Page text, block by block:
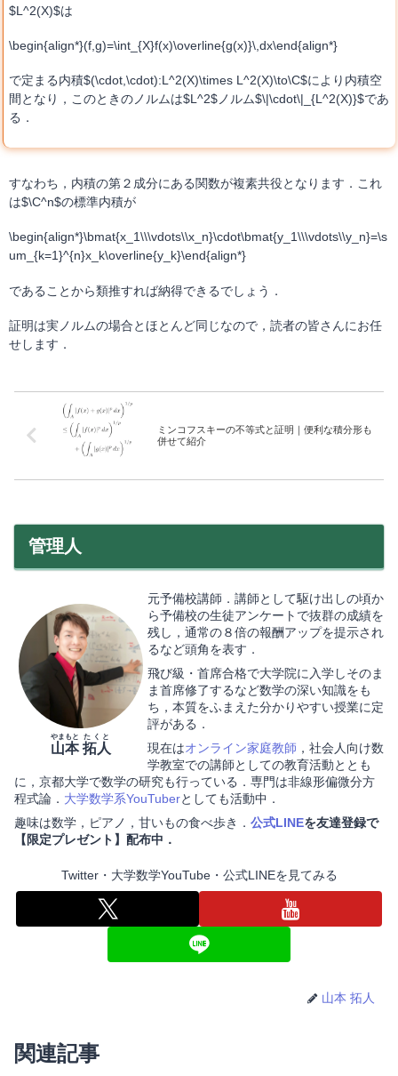
$L^2(X)$は
\begin{align*}(f,g)=\int_{X}f(x)\overline{g(x)}\,dx\end{align*}
で定まる内積$(\cdot,\cdot):L^2(X)\times L^2(X)\to\C$により内積空
間となり，このときのノルムは$L^2$ノルム$\|\cdot\|_{L^2(X)}$であ
る．
すなわち，内積の第２成分にある関数が複素共役となります．これ
は$\C^n$の標準内積が
\begin{align*}\bmat{x_1\\\vdots\\x_n}\cdot\bmat{y_1\\\vdots\\y_n}=\s
um_{k=1}^{n}x_k\overline{y_k}\end{align*}
であることから類推すれば納得できるでしょう．
証明は実ノルムの場合とほとんど同じなので，読者の皆さんにお任
せします．
ミンコフスキーの不等式と証明｜便利な積分形も
併せて紹介
管理人
山本
やまもと
拓人
たくと
元予備校講師．講師として駆け出しの頃か
ら予備校の生徒アンケートで抜群の成績を
残し，通常の８倍の報酬アップを提示され
るなど頭角を表す．
飛び級・首席合格で大学院に入学しそのま
ま首席修了するなど数学の深い知識をも
ち，本質をふまえた分かりやすい授業に定
評がある．
現在はオンライン家庭教師 ，社会人向け数
学教室での講師としての教育活動ととも
に，京都大学で数学の研究も行っている．専門は非線形偏微分方
程式論． 大学数学系YouTuberとしても活動中．
趣味は数学，ピアノ，甘いもの食べ歩き． 公式LINEを友達登録で
【限定プレゼント】配布中．
Twitter・大学数学YouTube・公式LINEを見てみる
山本 拓人
関連記事